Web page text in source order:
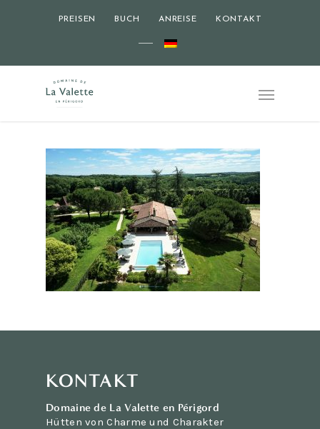
PREISEN BUCH ANREISE KONTAKT
KONTAKT
Domaine de La Valette en Périgord
Hütten von Charme und Charakter